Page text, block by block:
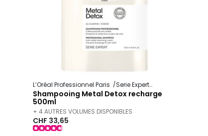
Absolut Repair Molecular
L’Oréal Professionnel Paris Serie Expert
Shampooing Metal Detox recharge
500ml
+ 4 AUTRES VOLUMES DISPONIBLES
CHF 33,65